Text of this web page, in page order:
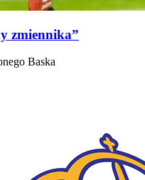
zmiennika”
Baska